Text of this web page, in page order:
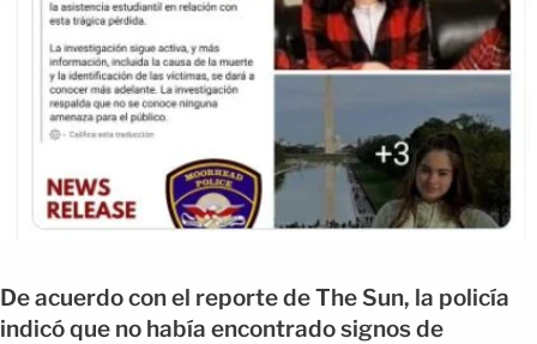
De acuerdo con el reporte de The Sun, la policía
indicó que no había encontrado signos de